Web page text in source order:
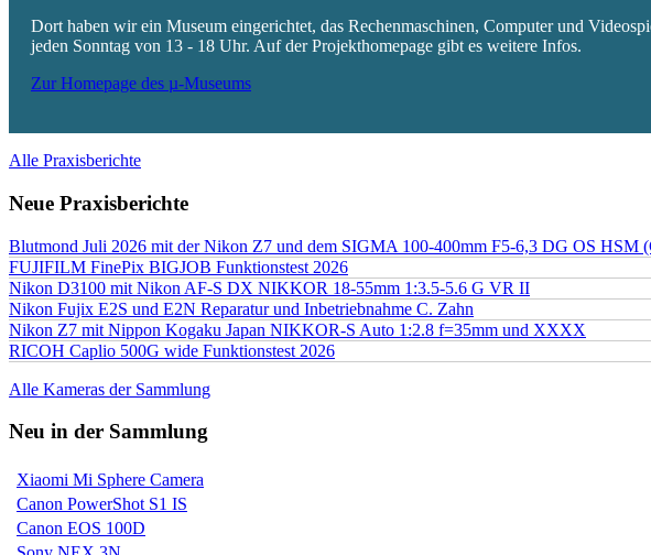
Dort haben wir ein Museum eingerichtet, das Rechenmaschinen, Computer und
jeden Sonntag von 13 - 18 Uhr. Auf der Projekthomepage gibt es weitere Infos.
Zur Homepage des µ-Museums
Alle Praxisberichte
Neue Praxisberichte
Blutmond Juli 2026 mit der Nikon Z7 und dem SIGMA 100-400mm F5-6,3 DG OS HSM
FUJIFILM FinePix BIGJOB Funktionstest 2026
Nikon D3100 mit Nikon AF-S DX NIKKOR 18-55mm 1:3.5-5.6 G VR II
Nikon Fujix E2S und E2N Reparatur und Inbetriebnahme C. Zahn
Nikon Z7 mit Nippon Kogaku Japan NIKKOR-S Auto 1:2.8 f=35mm und XXXX
RICOH Caplio 500G wide Funktionstest 2026
Alle Kameras der Sammlung
Neu in der Sammlung
Xiaomi Mi Sphere Camera
Canon PowerShot S1 IS
Canon EOS 100D